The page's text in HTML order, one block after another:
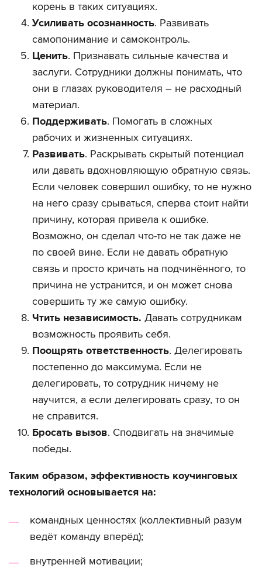
корень в таких ситуациях.
Усиливать осознанность. Развивать
самопонимание и самоконтроль.
Ценить. Признавать сильные качества и
заслуги. Сотрудники должны понимать, что
они в глазах руководителя – не расходный
материал.
Поддерживать. Помогать в сложных
рабочих и жизненных ситуациях.
Развивать. Раскрывать скрытый потенциал
или давать вдохновляющую обратную связь.
Если человек совершил ошибку, то не нужно
на него сразу срываться, сперва стоит найти
причину, которая привела к ошибке.
Возможно, он сделал что-то не так даже не
по своей вине. Если не давать обратную
связь и просто кричать на подчинённого, то
причина не устранится, и он может снова
совершить ту же самую ошибку.
Чтить независимость. Давать сотрудникам
возможность проявить себя.
Поощрять ответственность. Делегировать
постепенно до максимума. Если не
делегировать, то сотрудник ничему не
научится, а если делегировать сразу, то он
не справится.
Бросать вызов. Сподвигать на значимые
победы.
Таким образом, эффективность коучинговых
технологий основывается на:
командных ценностях (коллективный разум
ведёт команду вперёд);
внутренней мотивации;